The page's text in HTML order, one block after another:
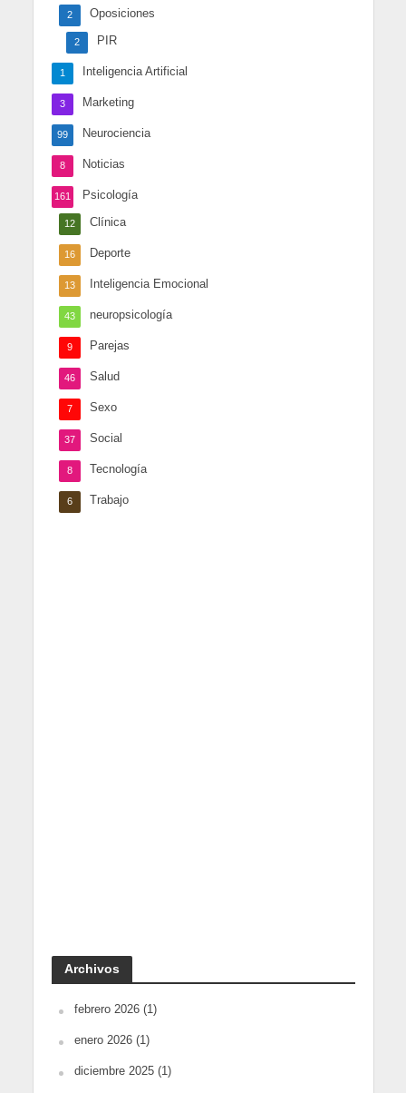
Oposiciones
2
PIR
2
Inteligencia Artificial
1
Marketing
3
Neurociencia
99
Noticias
8
Psicología
161
Clínica
12
Deporte
16
Inteligencia Emocional
13
neuropsicología
43
Parejas
9
Salud
46
Sexo
7
Social
37
Tecnología
8
Trabajo
6
Archivos
febrero 2026(1)
enero 2026(1)
diciembre 2025(1)